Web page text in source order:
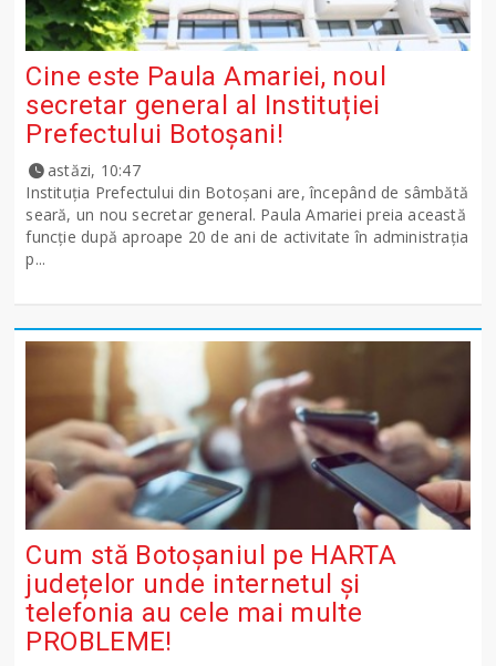
Cine este Paula Amariei, noul
secretar general al Instituției
Prefectului Botoșani!
astăzi, 10:47
Instituția Prefectului din Botoșani are, începând de sâmbătă
seară, un nou secretar general. Paula Amariei preia această
funcție după aproape 20 de ani de activitate în administrația
p...
Cum stă Botoșaniul pe HARTA
județelor unde internetul și
telefonia au cele mai multe
PROBLEME!